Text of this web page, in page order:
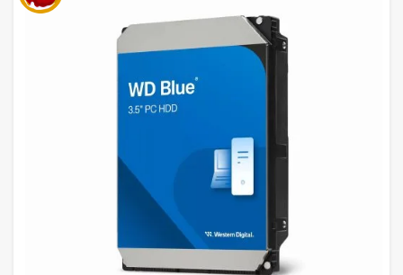
Kết nối 8 Pin
Một đầu nối nguồn PCIe 8 chân duy nhất là tất cả
những gì cần thiết để cấp nguồn cho GPU này.
Nguồn điện được đề xuất (PSU) tối thiểu 500W
thấp hơn có nghĩa là có thể cần ít thành phần hơn